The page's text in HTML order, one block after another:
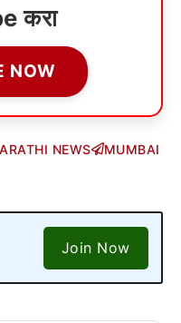
करा
NOW
NEWS
MUMBAI
Join Now